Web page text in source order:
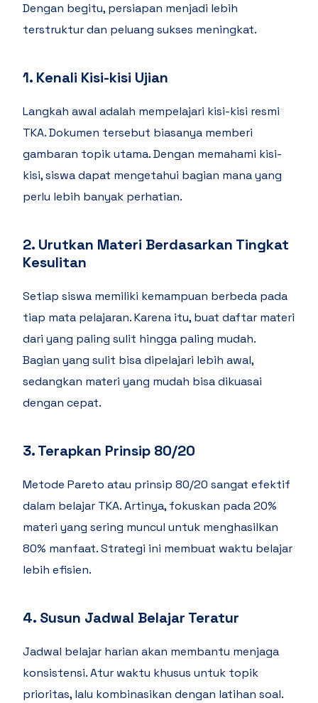
Dengan begitu, persiapan menjadi lebih
terstruktur dan peluang sukses meningkat.
1. Kenali Kisi-kisi Ujian
Langkah awal adalah mempelajari kisi-kisi resmi
TKA. Dokumen tersebut biasanya memberi
gambaran topik utama. Dengan memahami kisi-
kisi, siswa dapat mengetahui bagian mana yang
perlu lebih banyak perhatian.
2. Urutkan Materi Berdasarkan Tingkat
Kesulitan
Setiap siswa memiliki kemampuan berbeda pada
tiap mata pelajaran. Karena itu, buat daftar materi
dari yang paling sulit hingga paling mudah.
Bagian yang sulit bisa dipelajari lebih awal,
sedangkan materi yang mudah bisa dikuasai
dengan cepat.
3. Terapkan Prinsip 80/20
Metode Pareto atau prinsip 80/20 sangat efektif
dalam belajar TKA. Artinya, fokuskan pada 20%
materi yang sering muncul untuk menghasilkan
80% manfaat. Strategi ini membuat waktu belajar
lebih efisien.
4. Susun Jadwal Belajar Teratur
Jadwal belajar harian akan membantu menjaga
konsistensi. Atur waktu khusus untuk topik
prioritas, lalu kombinasikan dengan latihan soal.